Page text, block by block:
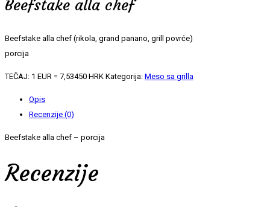
Beefstake alla chef
Beefstake alla chef (rikola, grand panano, grill povrće)
porcija
TEČAJ: 1 EUR = 7,53450 HRK Kategorija: Meso sa grilla
Opis
Recenzije (0)
Beefstake alla chef – porcija
Recenzije